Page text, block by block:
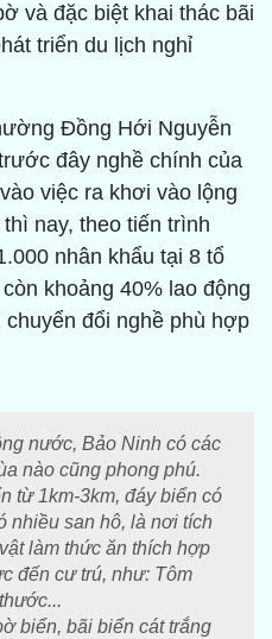
và đặc biệt khai thác bãi
triển du lịch nghỉ
Đồng Hới Nguyễn
đây nghề chính của
việc ra khơi vào lộng
nay, theo tiến trình
nhân khẩu tại 8 tổ
khoảng 40% lao động
đổi nghề phù hợp
nước, Bảo Ninh có các
nào cũng phong phú.
từ 1km-3km, đáy biển có
nhiều san hô, là nơi tích
làm thức ăn thích hợp
đến cư trú, như: Tôm
biển, bãi biển cát trắng